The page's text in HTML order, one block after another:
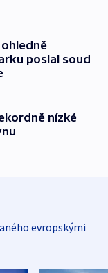
poslal soud
nízké
evropskými